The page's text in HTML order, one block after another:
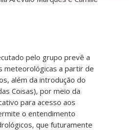
pelo grupo prevê a
meteorológicas a partir de
além da introdução do
Coisas), por meio da
para acesso aos
o entendimento
que futuramente